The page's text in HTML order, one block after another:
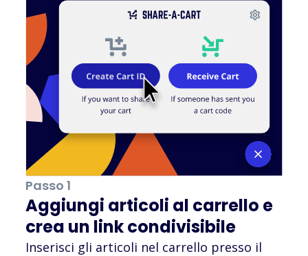
Passo 1
Aggiungi articoli al carrello e
crea un link condivisibile
Inserisci gli articoli nel carrello presso il